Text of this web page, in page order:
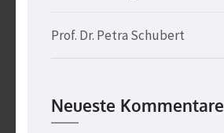
Prof. Dr. Petra Schubert
Neueste Kommentare